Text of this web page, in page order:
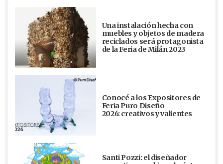
Una instalación hecha con
muebles y objetos de madera
reciclados será protagonista
de la Feria de Milán 2023
Conocé a los Expositores de
Feria Puro Diseño
2026: creativos y valientes
Santi Pozzi: el diseñador